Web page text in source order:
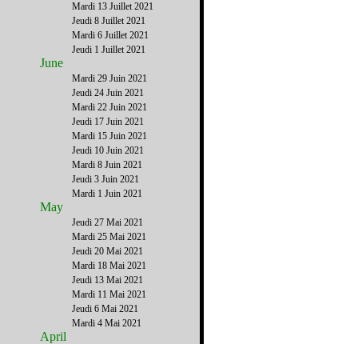
Mardi 13 Juillet 2021
Jeudi 8 Juillet 2021
Mardi 6 Juillet 2021
Jeudi 1 Juillet 2021
June
Mardi 29 Juin 2021
Jeudi 24 Juin 2021
Mardi 22 Juin 2021
Jeudi 17 Juin 2021
Mardi 15 Juin 2021
Jeudi 10 Juin 2021
Mardi 8 Juin 2021
Jeudi 3 Juin 2021
Mardi 1 Juin 2021
May
Jeudi 27 Mai 2021
Mardi 25 Mai 2021
Jeudi 20 Mai 2021
Mardi 18 Mai 2021
Jeudi 13 Mai 2021
Mardi 11 Mai 2021
Jeudi 6 Mai 2021
Mardi 4 Mai 2021
April